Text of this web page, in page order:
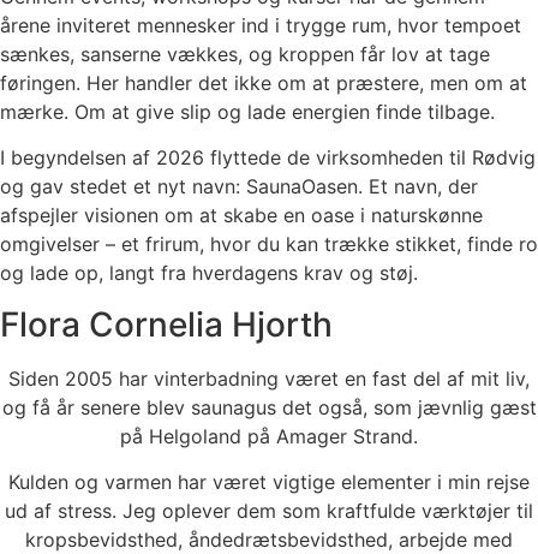
årene inviteret mennesker ind i trygge rum, hvor tempoet
sænkes, sanserne vækkes, og kroppen får lov at tage
føringen. Her handler det ikke om at præstere, men om at
mærke. Om at give slip og lade energien finde tilbage.
I begyndelsen af 2026 flyttede de virksomheden til Rødvig
og gav stedet et nyt navn: SaunaOasen. Et navn, der
afspejler visionen om at skabe en oase i naturskønne
omgivelser – et frirum, hvor du kan trække stikket, finde ro
og lade op, langt fra hverdagens krav og støj.
Flora Cornelia Hjorth
Siden 2005 har vinterbadning været en fast del af mit liv,
og få år senere blev saunagus det også, som jævnlig gæst
på Helgoland på Amager Strand.
Kulden og varmen har været vigtige elementer i min rejse
ud af stress. Jeg oplever dem som kraftfulde værktøjer til
kropsbevidsthed, åndedrætsbevidsthed, arbejde med